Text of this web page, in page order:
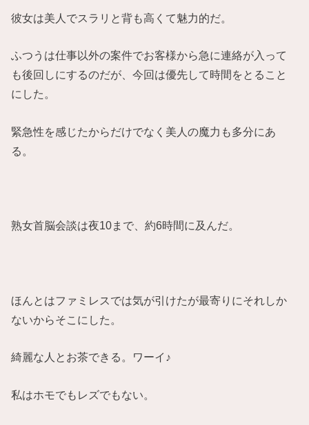
彼女は美人でスラリと背も高くて魅力的だ。
ふつうは仕事以外の案件でお客様から急に連絡が入って
も後回しにするのだが、今回は優先して時間をとること
にした。
緊急性を感じたからだけでなく美人の魔力も多分にあ
る。
熟女首脳会談は夜10まで、約6時間に及んだ。
ほんとはファミレスでは気が引けたが最寄りにそれしか
ないからそこにした。
綺麗な人とお茶できる。ワーイ♪
私はホモでもレズでもない。